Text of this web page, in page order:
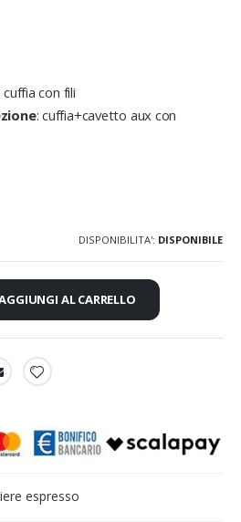
cuffia con fili
: cuffia+cavetto aux con
DISPONIBILITA': DISPONIBILE
AL CARRELLO
espresso